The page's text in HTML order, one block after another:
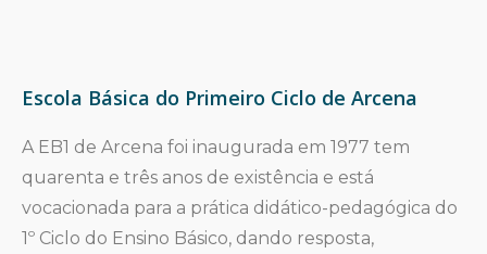
Escola Básica do Primeiro Ciclo de Arcena
A EB1 de Arcena foi inaugurada em 1977 tem
quarenta e três anos de existência e está
vocacionada para a prática didático-pedagógica do
1º Ciclo do Ensino Básico, dando resposta,